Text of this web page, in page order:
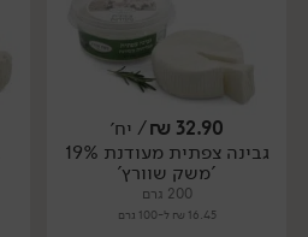
יח׳
32.90
₪/ יח׳
גבינה צפתית מעודנת 19%
'משק שוורץ'
200 גרם
16.45 ₪ ל-100 גרם